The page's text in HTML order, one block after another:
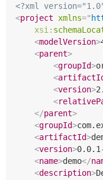
<?xml
<project xmlns="
xsi:
<modelVersion>
<parent>
<groupId>
<
<version>
<
</parent>
<groupId>
<artifactId>
<version>0.0.1-
<name>demo</
<description>